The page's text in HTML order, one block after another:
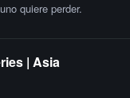
quiere perder.
| Asia